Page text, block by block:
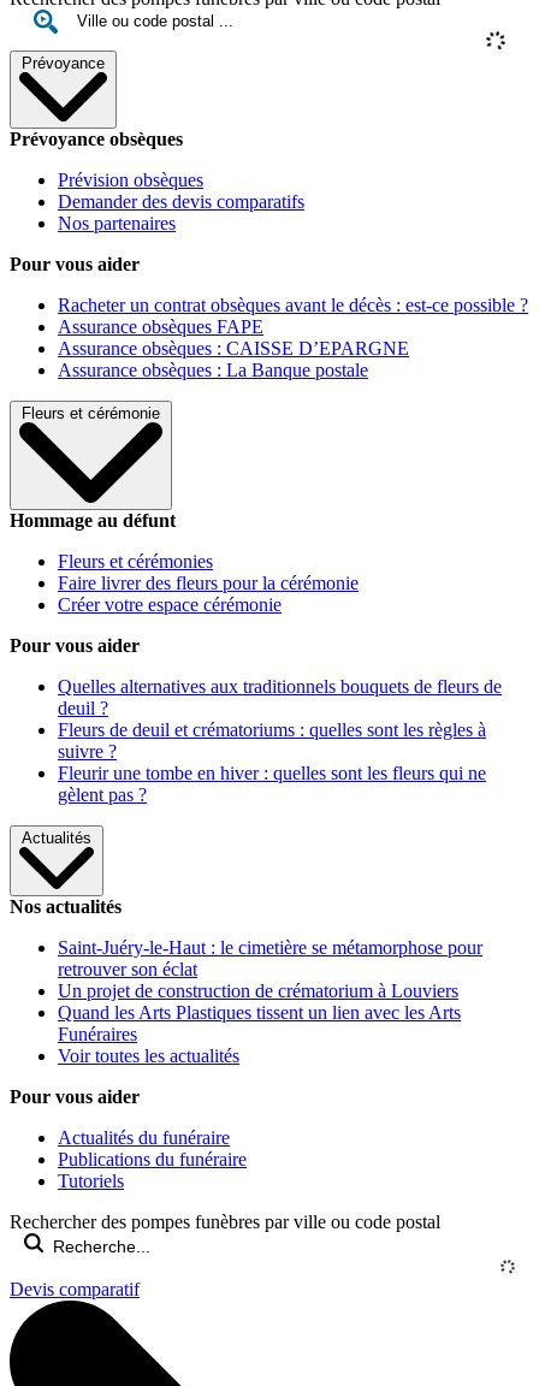
Prévoyance
Prévoyance obsèques
Prévision obsèques
Demander des devis comparatifs
Nos partenaires
Pour vous aider
Racheter un contrat obsèques avant le décès : est-ce possible ?
Assurance obsèques FAPE
Assurance obsèques : CAISSE D’EPARGNE
Assurance obsèques : La Banque postale
Fleurs et cérémonie
Hommage au défunt
Fleurs et cérémonies
Faire livrer des fleurs pour la cérémonie
Créer votre espace cérémonie
Pour vous aider
Quelles alternatives aux traditionnels bouquets de fleurs de
deuil ?
Fleurs de deuil et crématoriums : quelles sont les règles à
suivre ?
Fleurir une tombe en hiver : quelles sont les fleurs qui ne
gèlent pas ?
Actualités
Nos actualités
Saint-Juéry-le-Haut : le cimetière se métamorphose pour
retrouver son éclat
Un projet de construction de crématorium à Louviers
Quand les Arts Plastiques tissent un lien avec les Arts
Funéraires
Voir toutes les actualités
Pour vous aider
Actualités du funéraire
Publications du funéraire
Tutoriels
Rechercher des pompes funèbres par ville ou code postal
Devis comparatif